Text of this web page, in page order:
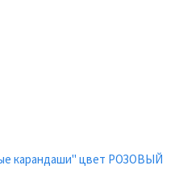
карандаши" цвет РОЗОВЫЙ